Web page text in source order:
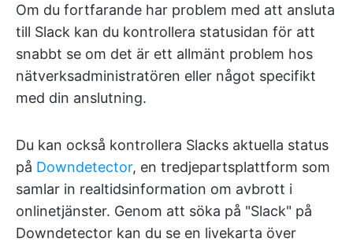
Om du fortfarande har problem med att ansluta
till Slack kan du kontrollera statusidan för att
snabbt se om det är ett allmänt problem hos
nätverksadministratören eller något specifikt
med din anslutning.
Du kan också kontrollera Slacks aktuella status
på Downdetector, en tredjepartsplattform som
samlar in realtidsinformation om avbrott i
onlinetjänster. Genom att söka på "Slack" på
Downdetector kan du se en livekarta över